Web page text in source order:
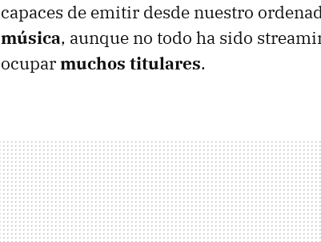
capaces de emitir desde nuestro
música, aunque no todo ha sido
ocuparmuchos titulares.